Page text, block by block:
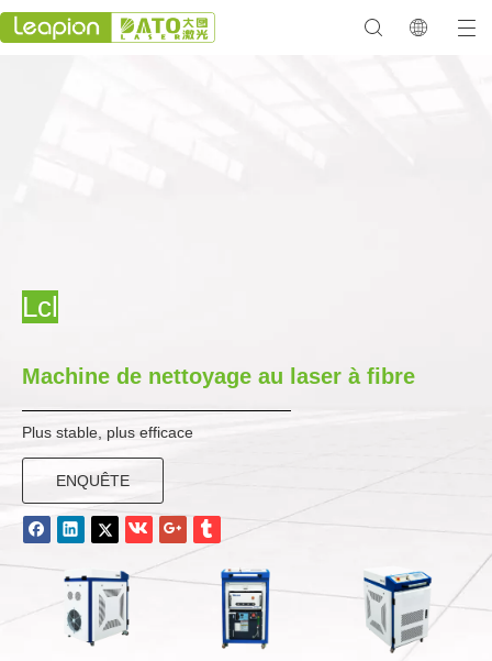
Lcl
Machine de nettoyage au laser à fibre
Plus stable, plus efficace
ENQUÊTE